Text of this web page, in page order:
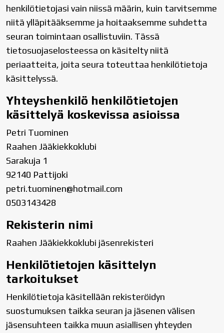
henkilötietojasi vain niissä määrin, kuin tarvitsemme
niitä ylläpitääksemme ja hoitaaksemme suhdetta
seuran toimintaan osallistuviin. Tässä
tietosuojaselosteessa on käsitelty niitä
periaatteita, joita seura toteuttaa henkilötietoja
käsittelyssä.
Yhteyshenkilö henkilötietojen
käsittelyä koskevissa asioissa
Petri Tuominen
Raahen Jääkiekkoklubi
Sarakuja 1
92140 Pattijoki
petri.tuominen@hotmail.com
0503143428
Rekisterin nimi
Raahen Jääkiekkoklubi jäsenrekisteri
Henkilötietojen käsittelyn
tarkoitukset
Henkilötietoja käsitellään rekisteröidyn
suostumuksen taikka seuran ja jäsenen välisen
jäsensuhteen taikka muun asiallisen yhteyden